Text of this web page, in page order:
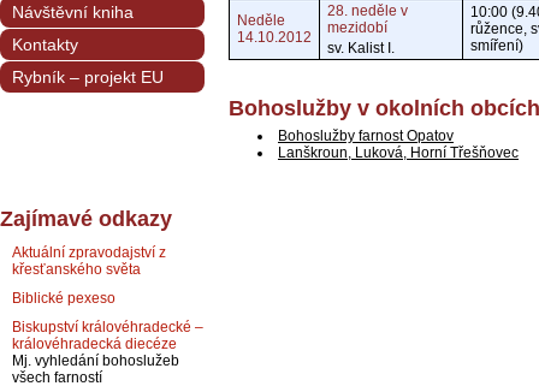
Neděle
14.10.2012
28. neděle v
mezidobí
sv. Kalist I.
10:00
růžence,
smíření)
Bohoslužby v okolních obcích
Bohoslužby farnost Opatov
Lanškroun, Luková, Horní Třešňovec
Návštěvní kniha
Kontakty
Rybník – projekt EU
Zajímavé odkazy
Aktuální zpravodajství z
křesťanského světa
Biblické pexeso
Biskupství královéhradecké –
královéhradecká diecéze
Mj. vyhledání bohoslužeb
všech farností